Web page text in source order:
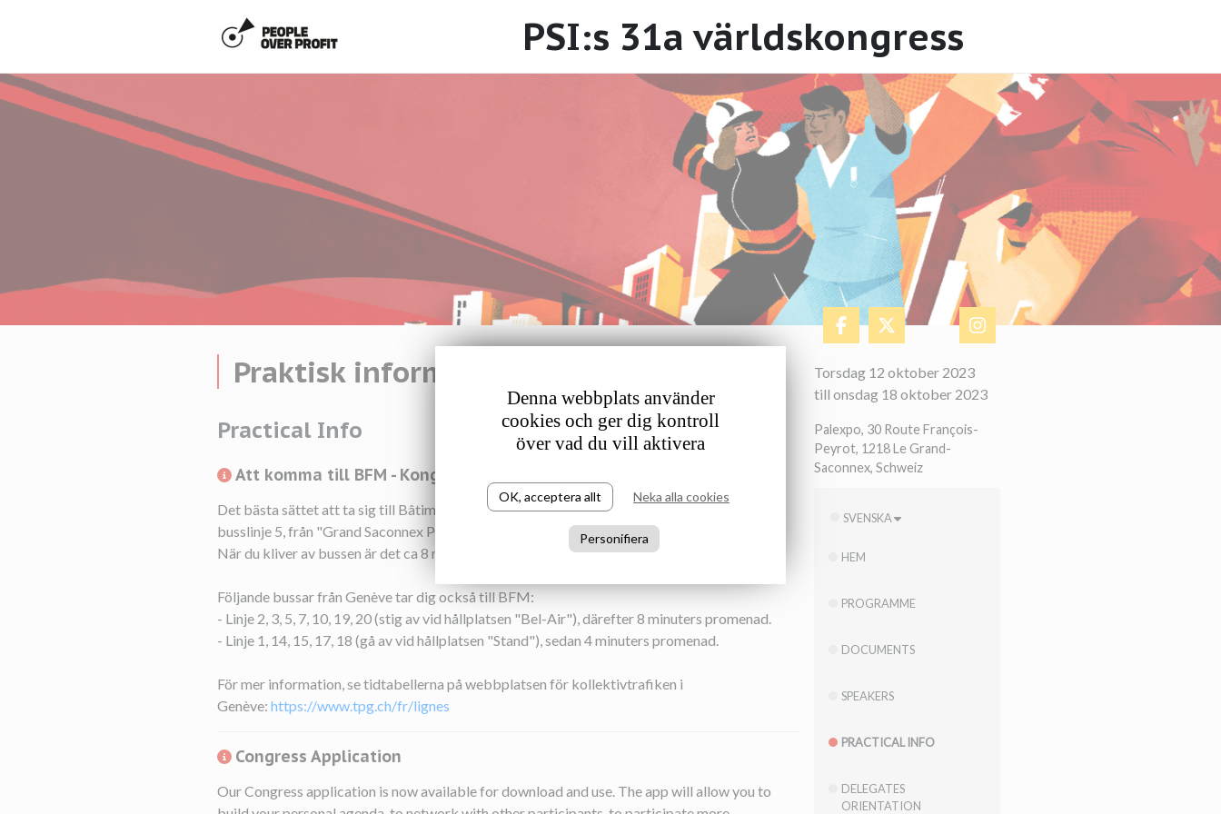
PSI:s 31a världskongress
Praktisk information
Practical Info
Att komma till BFM - Kongressmiddag 17 oktober 7:30 pm
Det bästa sättet att ta sig till Bâtiment des Forces Motrices (BFM) från Palexpo är att ta
busslinje 5, från "Grand Saconnex Palexpo" hållplats till "Genève, Bel-Air" hållplats.
När du kliver av bussen är det ca 8 minuters promenad till BFM.
Följande bussar från Genève tar dig också till BFM:
- Linje 2, 3, 5, 7, 10, 19, 20 (stig av vid hållplatsen "Bel-Air"), därefter 8 minuters promenad.
- Linje 1, 14, 15, 17, 18 (gå av vid hållplatsen "Stand"), sedan 4 minuters promenad.
För mer information, se tidtabellerna på webbplatsen för kollektivtrafiken i
Genève: https://www.tpg.ch/fr/lignes
Congress Application
Our Congress application is now available for download and use. The app will allow you to
​Torsdag 12 oktober 2023
till onsdag 18 oktober 2023
Palexpo, 30 Route François-
Peyrot, 1218 Le Grand-
Saconnex, Schweiz
HEM
PROGRAMME
DOCUMENTS
SPEAKERS
PRACTICAL INFO
DELEGATES
ORIENTATION
SVENSKA
Denna webbplats använder
cookies och ger dig kontroll
över vad du vill aktivera
OK, acceptera allt Neka alla cookies
Personifiera